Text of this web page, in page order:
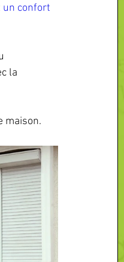
un confort
la
maison.